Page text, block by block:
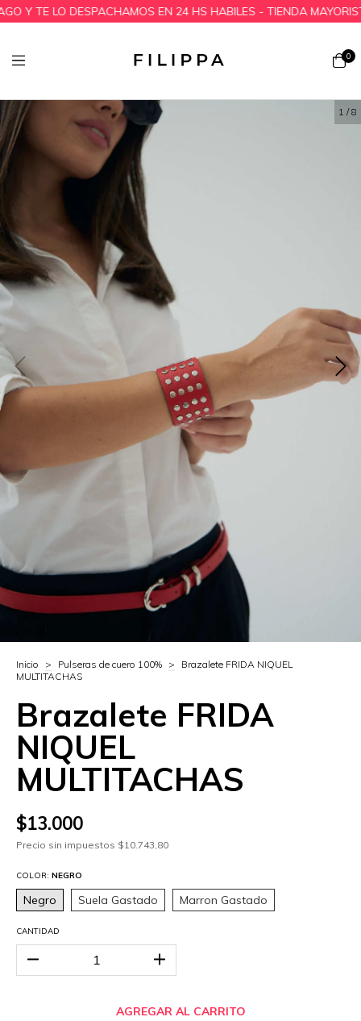
LO DESPACHAMOS EN 24 HS HABILES - TIENDA MAYORISTA
0
1 /8
Inicio > Pulseras de cuero 100% >
Brazalete FRIDA NIQUEL
MULTITACHAS
Brazalete FRIDA
NIQUEL
MULTITACHAS
$13.000
Precio sin impuestos $10.743,80
COLOR: NEGRO
Negro Suela Gastado Marron Gastado
CANTIDAD